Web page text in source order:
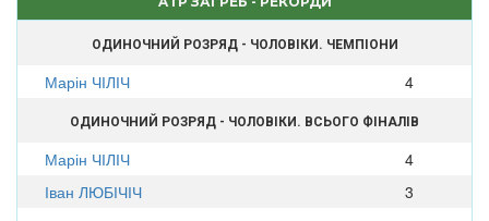
ОДИНОЧНИЙ РОЗРЯД - ЧОЛОВІКИ. ЧЕМПІОНИ
Марін ЧІЛІЧ 4
ОДИНОЧНИЙ РОЗРЯД - ЧОЛОВІКИ. ВСЬОГО ФІНАЛІВ
Марін ЧІЛІЧ
4
Іван ЛЮБІЧІЧ
3